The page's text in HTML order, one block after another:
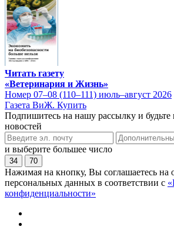
Читать газету
«Ветеринария и Жизнь»
Номер 07–08 (110–111) июль–август 2026
Газета ВиЖ. Купить
Подпишитесь на нашу рассылку и будьте
новостей
и выберите большее число
34 70
Нажимая на кнопку, Вы соглашаетесь на
персональных данных в соответствии с
конфиденциальности»